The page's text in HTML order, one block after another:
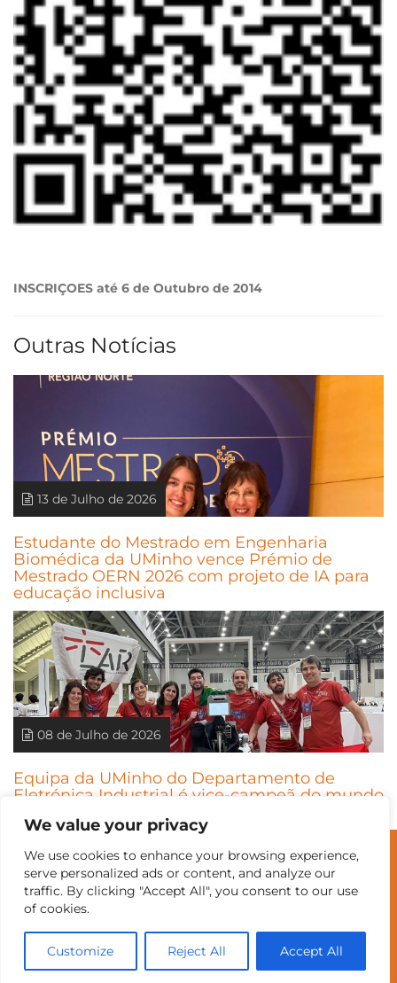
We value your privacy
We use cookies to enhance your browsing experience,
serve personalized ads or content, and analyze our
traffic. By clicking "Accept All", you consent to our use
of cookies.
Customize Reject All Accept All
INSCRIÇOES até 6 de Outubro de 2014
Outras Notícias
13 de Julho de 2026
Estudante do Mestrado em Engenharia
Biomédica da UMinho vence Prémio de
Mestrado OERN 2026 com projeto de IA para
educação inclusiva
08 de Julho de 2026
Equipa da UMinho do Departamento de
Eletrónica Industrial é vice-campeã do mundo
© Universidade do Minho
Contatos Intranet GDMI UMinho
EEUM
Reservas no Labotório
English